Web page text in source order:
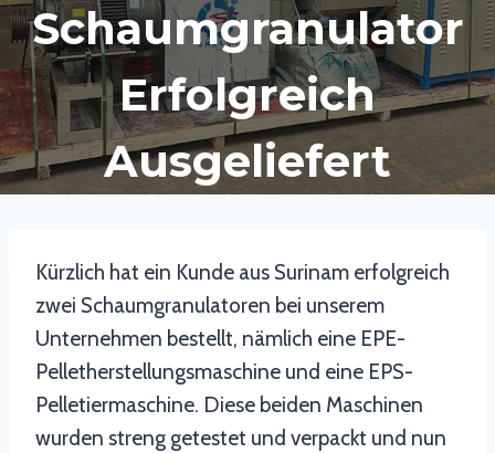
Schaumgranulator
Erfolgreich
Ausgeliefert
Kürzlich hat ein Kunde aus Surinam erfolgreich
zwei Schaumgranulatoren bei unserem
Unternehmen bestellt, nämlich eine EPE-
Pelletherstellungsmaschine und eine EPS-
Pelletiermaschine. Diese beiden Maschinen
wurden streng getestet und verpackt und nun